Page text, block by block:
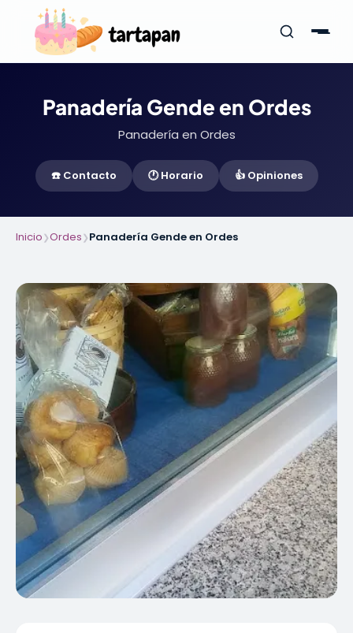
Panadería Gende en Ordes
Panadería en Ordes
☎️ Contacto 🕐 Horario 👍 Opiniones
Inicio❯Ordes❯Panadería Gende en Ordes